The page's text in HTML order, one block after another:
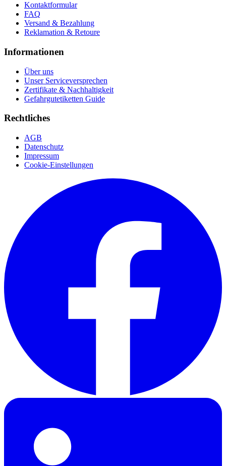
Kontaktformular
FAQ
Versand & Bezahlung
Reklamation & Retoure
Informationen
Über uns
Unser Serviceversprechen
Zertifikate & Nachhaltigkeit
Gefahrgutetiketten Guide
Rechtliches
AGB
Datenschutz
Impressum
Cookie-Einstellungen